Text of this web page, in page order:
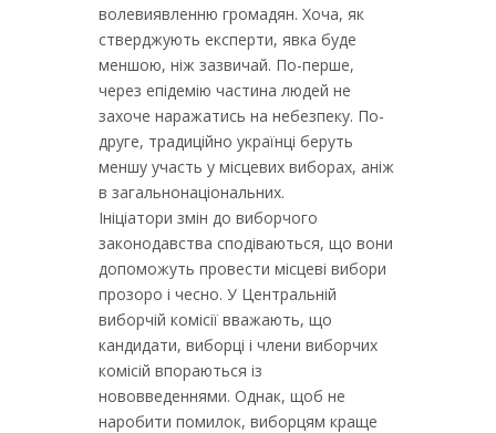
волевиявленню громадян. Хоча, як
стверджують експерти, явка буде
меншою, ніж зазвичай. По-перше,
через епідемію частина людей не
захоче наражатись на небезпеку. По-
друге, традиційно українці беруть
меншу участь у місцевих виборах, аніж
в загальнонаціональних.
Ініціатори змін до виборчого
законодавства сподіваються, що вони
допоможуть провести місцеві вибори
прозоро і чесно. У Центральній
виборчій комісії вважають, що
кандидати, виборці і члени виборчих
комісій впораються із
нововведеннями. Однак, щоб не
наробити помилок, виборцям краще